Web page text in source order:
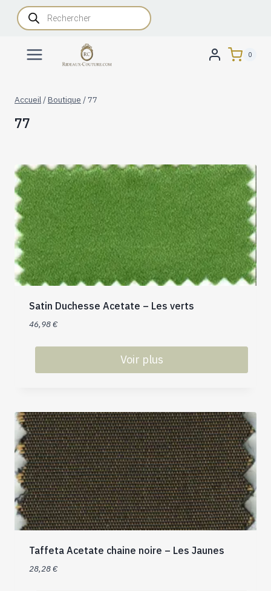
AllerRecherche
de
produits
0
Accueil /Boutique /77
77
Satin Duchesse Acetate – Les verts
46,98€
Voir plus
a
plusieurs
variations.
Les
options
peuvent
être
choisies
sur
page
du
Taffeta Acetate chaine noire – Les Jaunes
28,28€